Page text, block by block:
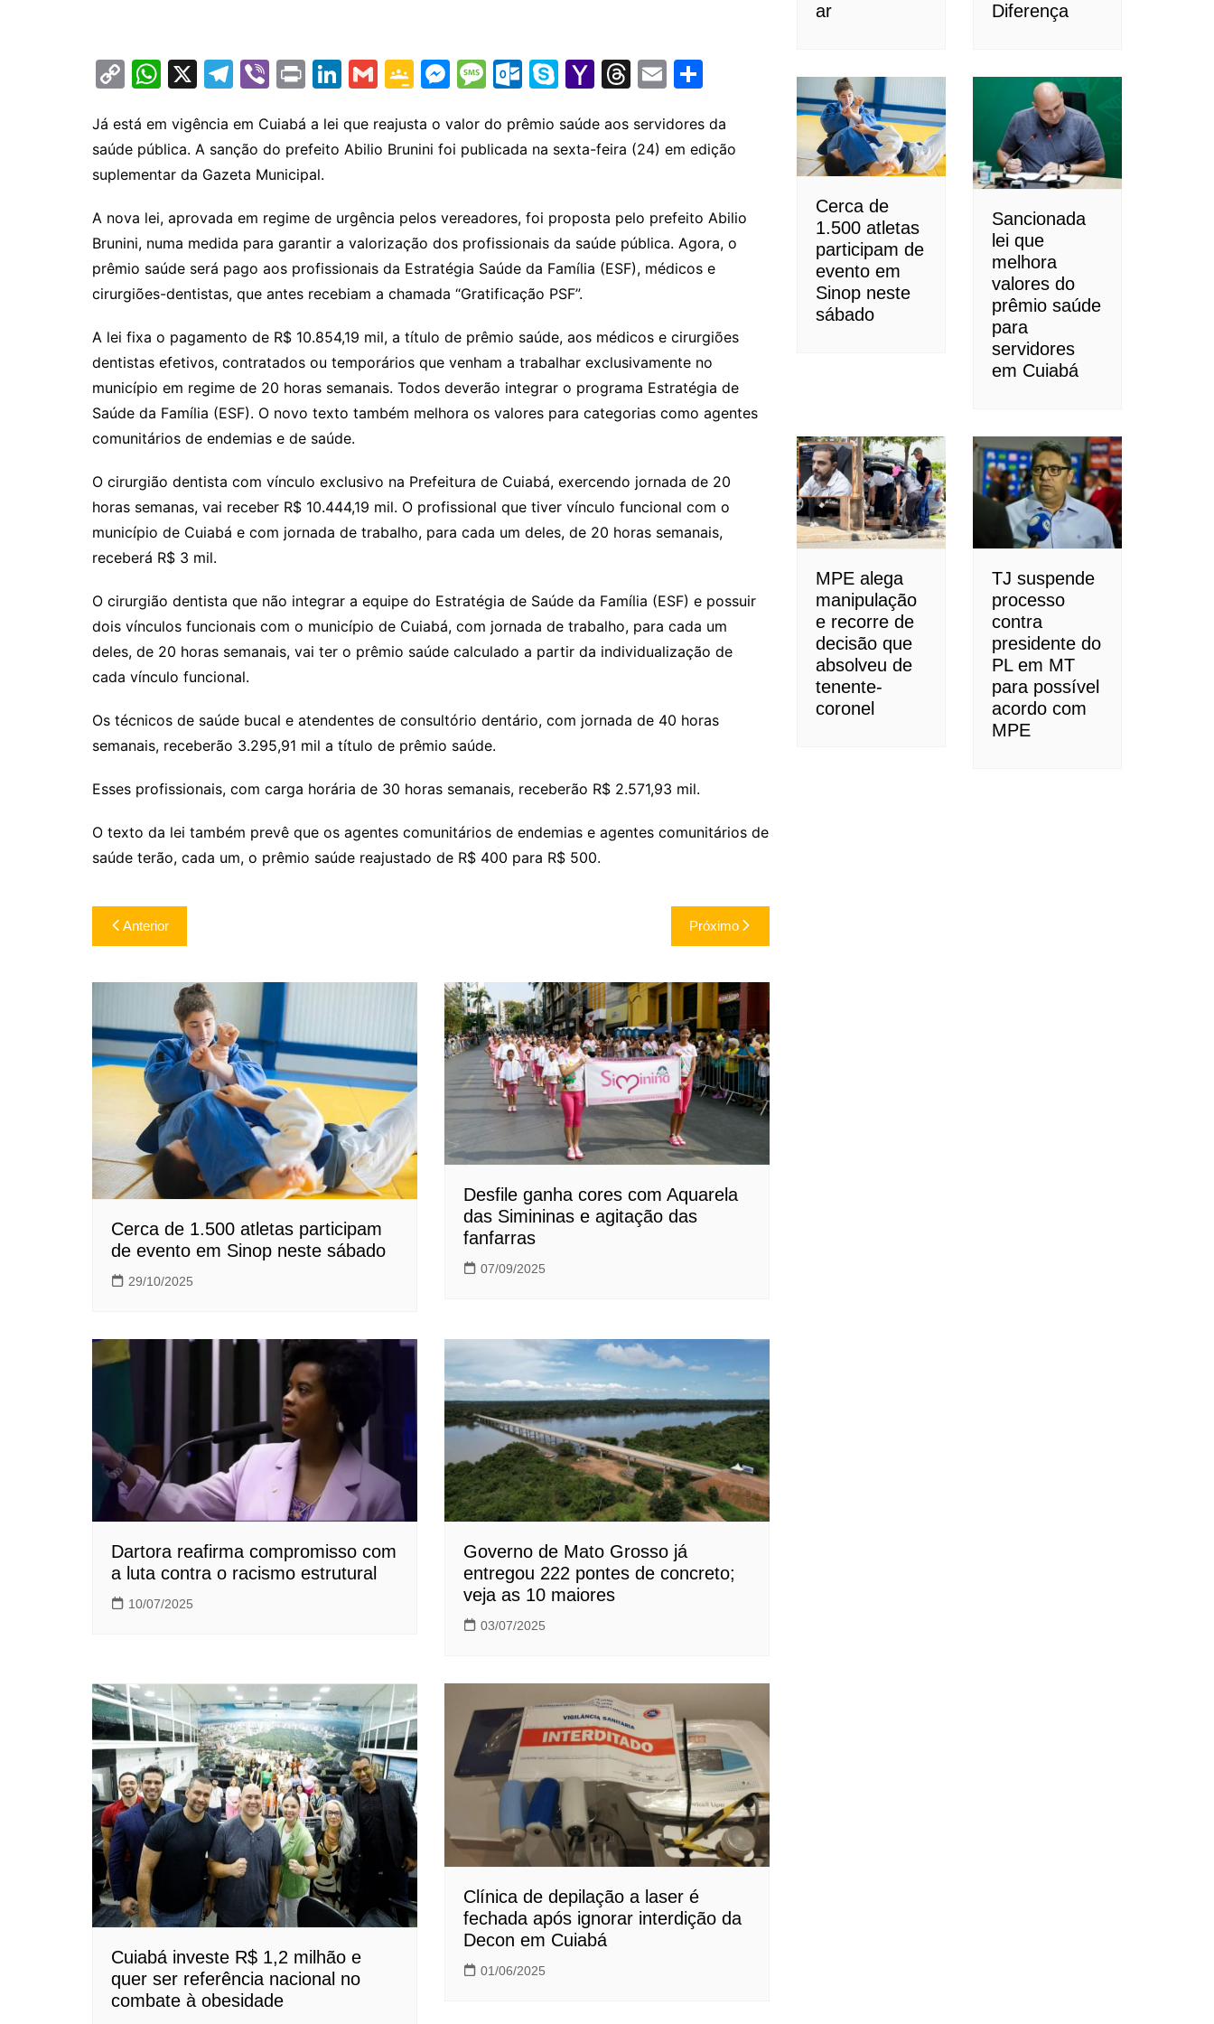
C
p
y
Li
n
k
W
at
s
A
p
p
X
T
e
gr
a
m
Vi
er
Pr
t
Li
k
e
n
G
ai
l
G
o
gl
Cl
a
s
sr
o
o
m
M
s
s
n
g
er
M
s
s
g
e
O
lo
o
c
o
m
S
y
p
Y
h
o
M
ai
l
T
e
a
s
E
ai
l
ar
e
Já está em vigência em Cuiabá a lei que reajusta o valor do prêmio saúde aos servidores da
saúde pública. A sanção do prefeito Abilio Brunini foi publicada na sexta-feira (24) em edição
suplementar da Gazeta Municipal.
A nova lei, aprovada em regime de urgência pelos vereadores, foi proposta pelo prefeito Abilio
Brunini, numa medida para garantir a valorização dos profissionais da saúde pública. Agora, o
prêmio saúde será pago aos profissionais da Estratégia Saúde da Família (ESF), médicos e
cirurgiões-dentistas, que antes recebiam a chamada “Gratificação PSF”.
A lei fixa o pagamento de R$ 10.854,19 mil, a título de prêmio saúde, aos médicos e cirurgiões
dentistas efetivos, contratados ou temporários que venham a trabalhar exclusivamente no
município em regime de 20 horas semanais. Todos deverão integrar o programa Estratégia de
Saúde da Família (ESF). O novo texto também melhora os valores para categorias como agentes
comunitários de endemias e de saúde.
O cirurgião dentista com vínculo exclusivo na Prefeitura de Cuiabá, exercendo jornada de 20
horas semanas, vai receber R$ 10.444,19 mil. O profissional que tiver vínculo funcional com o
município de Cuiabá e com jornada de trabalho, para cada um deles, de 20 horas semanais,
receberá R$ 3 mil.
O cirurgião dentista que não integrar a equipe do Estratégia de Saúde da Família (ESF) e possuir
dois vínculos funcionais com o município de Cuiabá, com jornada de trabalho, para cada um
deles, de 20 horas semanais, vai ter o prêmio saúde calculado a partir da individualização de
cada vínculo funcional.
Os técnicos de saúde bucal e atendentes de consultório dentário, com jornada de 40 horas
semanais, receberão 3.295,91 mil a título de prêmio saúde.
Esses profissionais, com carga horária de 30 horas semanais, receberão R$ 2.571,93 mil.
O texto da lei também prevê que os agentes comunitários de endemias e agentes comunitários de
saúde terão, cada um, o prêmio saúde reajustado de R$ 400 para R$ 500.
Navegação
de
Post
Anterior Próximo
Cerca de 1.500 atletas participam
de evento em Sinop neste sábado
29/10/2025
Desfile ganha cores com Aquarela
das Simininas e agitação das
fanfarras
07/09/2025
Dartora reafirma compromisso com
a luta contra o racismo estrutural
10/07/2025
Governo de Mato Grosso já
entregou 222 pontes de concreto;
veja as 10 maiores
03/07/2025
Cuiabá investe R$ 1,2 milhão e
quer ser referência nacional no
combate à obesidade
Clínica de depilação a laser é
fechada após ignorar interdição da
Decon em Cuiabá
01/06/2025
ar Diferença
Cerca de
1.500 atletas
participam de
evento em
Sinop neste
sábado
Sancionada
lei que
melhora
valores do
prêmio saúde
para
servidores
em Cuiabá
MPE alega
manipulação
e recorre de
decisão que
absolveu de
tenente-
coronel
TJ suspende
processo
contra
presidente do
PL em MT
para possível
acordo com
MPE